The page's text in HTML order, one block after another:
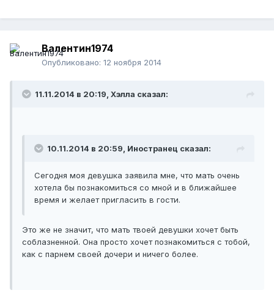
Валентин1974
Опубликовано: 12 ноября 2014
11.11.2014 в 20:19, Хэлла сказал:
10.11.2014 в 20:59, Иностранец сказал:
Сегодня моя девушка заявила мне, что мать очень
хотела бы познакомиться со мной и в ближайшее
время и желает пригласить в гости.
Это же не значит, что мать твоей девушки хочет быть
соблазненной. Она просто хочет познакомиться с тобой,
как с парнем своей дочери и ничего более.